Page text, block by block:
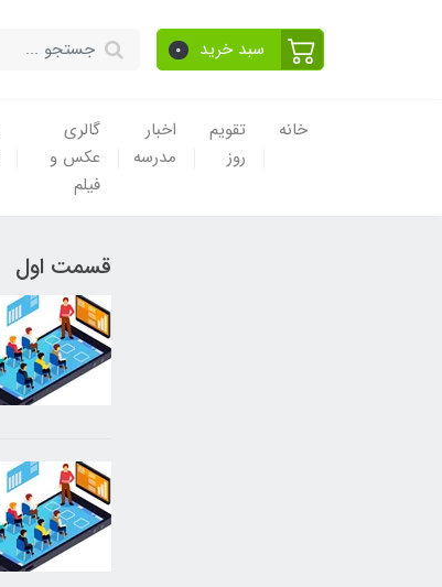
سبد خرید 0
خانه
تقویم
روز
اخبار
مدرسه
گالری
عکس و
فیلم
قسمت اول